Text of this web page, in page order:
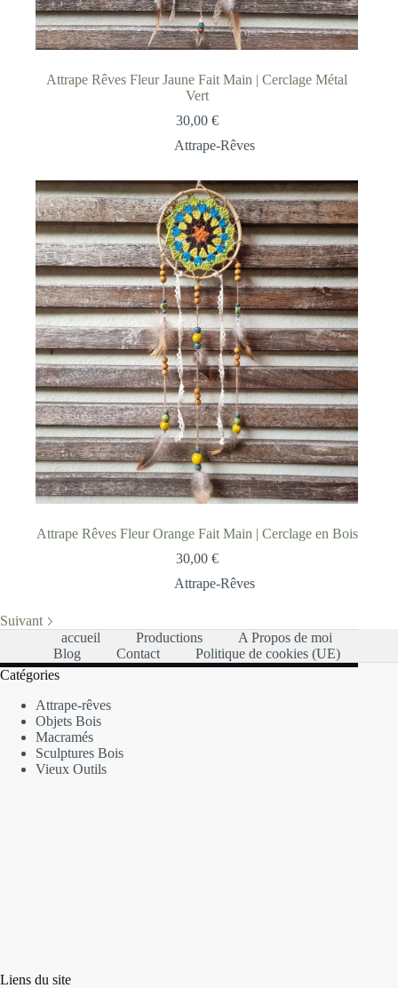
Attrape Rêves Fleur Jaune Fait Main | Cerclage Métal
Vert
30,00 €
Attrape-Rêves
Attrape Rêves Fleur Orange Fait Main | Cerclage en Bois
30,00 €
Attrape-Rêves
Suivant
accueil
Productions
A Propos de moi
Blog
Contact
Politique de cookies (UE)
Catégories
Attrape-rêves
Objets Bois
Macramés
Sculptures Bois
Vieux Outils
Liens du site